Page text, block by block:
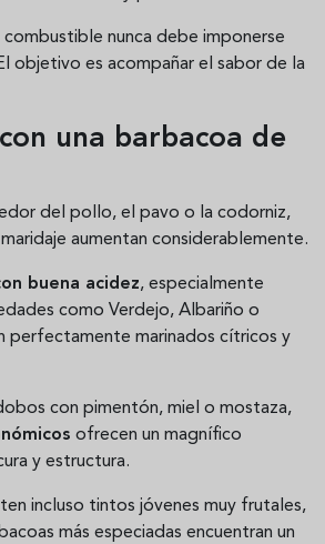
combustible nunca debe imponerse
objetivo es acompañar el sabor de la
una barbacoa de
del pollo, el pavo o la codorniz,
aumentan considerablemente.
buena acidez, especialmente
como Verdejo, Albariño o
perfectamente marinados cítricos y
con pimentón, miel o mostaza,
ofrecen un magnífico
y estructura.
incluso tintos jóvenes muy frutales,
más especiadas encuentran un